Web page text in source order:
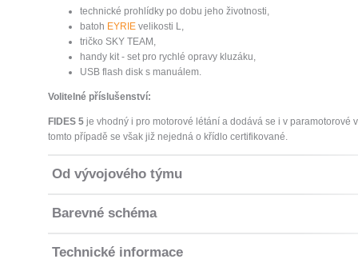
technické prohlídky po dobu jeho životnosti,
batoh EYRIE velikosti L,
tričko SKY TEAM,
handy kit - set pro rychlé opravy kluzáku,
USB flash disk s manuálem.
Volitelné příslušenství:
FIDES 5 je vhodný i pro motorové létání a dodává se i v paramotorové
tomto případě se však již nejedná o křídlo certifikované.
Od vývojového týmu
Barevné schéma
Technické informace